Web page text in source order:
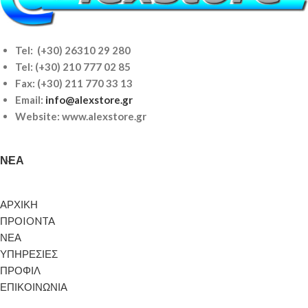
Tel: (+30) 26310 29 280
Tel: (+30) 210 777 02 85
Fax: (+30) 211 770 33 13
Email: info@alexstore.gr
Website: www.alexstore.gr
ΝΈΑ
ΑΡΧΙΚΗ
ΠΡΟIONTA
ΝΕΑ
ΥΠΗΡΕΣΙΕΣ
ΠΡΟΦΙΛ
ΕΠΙΚΟΙΝΩΝΙΑ